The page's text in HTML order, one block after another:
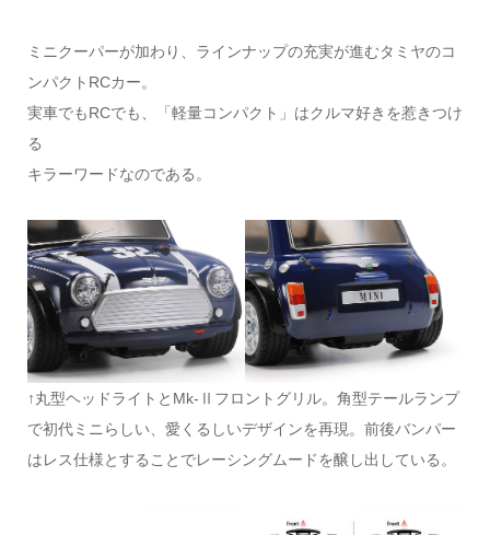
ミニクーパーが加わり、ラインナップの充実が進むタミヤのコ
ンパクトRCカー。
実車でもRCでも、「軽量コンパクト」はクルマ好きを惹きつけ
る
キラーワードなのである。
↑丸型ヘッドライトとMk-Ⅱフロントグリル。角型テールランプ
で初代ミニらしい、愛くるしいデザインを再現。前後バンパー
はレス仕様とすることでレーシングムードを醸し出している。